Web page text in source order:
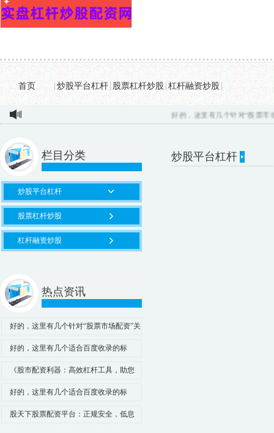
首页 |炒股平台杠杆|股票杠杆炒股|杠杆融资炒股|
好的，这里有几个针对“股票市场
栏目分类
炒股平台杠杆
股票杠杆炒股
杠杆融资炒股
热点资讯
好的，这里有几个针对“股票市场配资”关
键词、符合百度收录规范的标题，均在以
好的，这里有几个适合百度收录的标
题，均控制在以内，并围绕“股市配资行
《股市配资利器：高效杠杆工具，助您
把握市场机遇！》
好的，这里有几个适合百度收录的标
题，均控制在以内，并融入了核心关键
股天下股票配资平台：正规安全，低息
炒股平台杠杆